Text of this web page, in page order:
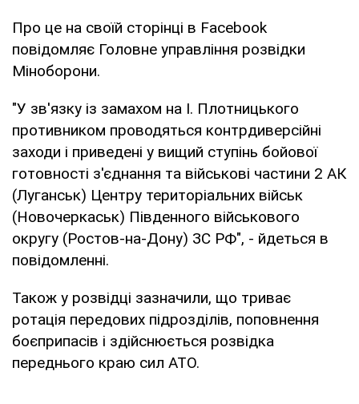
Про це на своїй сторінці в Facebook
повідомляє Головне управління розвідки
Міноборони.
"У зв'язку із замахом на І. Плотницького
противником проводяться контрдиверсійні
заходи і приведені у вищий ступінь бойової
готовності з'єднання та військові частини 2 АК
(Луганськ) Центру територіальних військ
(Новочеркаськ) Південного військового
округу (Ростов-на-Дону) ЗС РФ", - йдеться в
повідомленні.
Також у розвідці зазначили, що триває
ротація передових підрозділів, поповнення
боєприпасів і здійснюється розвідка
переднього краю сил АТО.